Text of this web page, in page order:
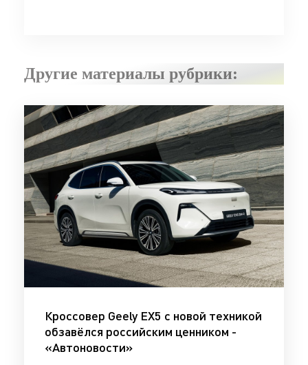
Другие материалы рубрики:
Кроссовер Geely EX5 с новой техникой
обзавёлся российским ценником -
«Автоновости»